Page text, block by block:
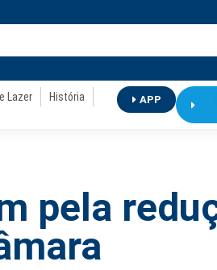
Lazer
História
APP
pela